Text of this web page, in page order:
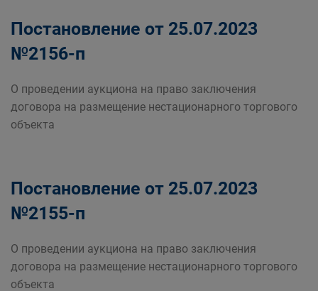
Постановление от 25.07.2023
№2156-п
О проведении аукциона на право заключения
договора на размещение нестационарного торгового
объекта
Постановление от 25.07.2023
№2155-п
О проведении аукциона на право заключения
договора на размещение нестационарного торгового
объекта